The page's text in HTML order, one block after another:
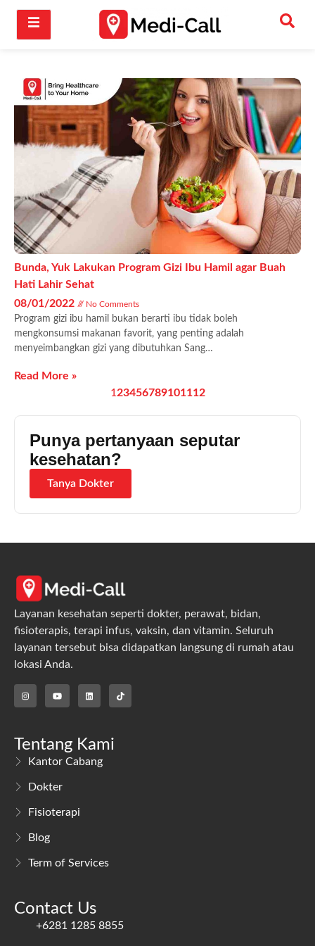
Bunda, Yuk Lakukan Program Gizi Ibu Hamil agar Buah
Hati Lahir Sehat
08/01/2022
No Comments
Program gizi ibu hamil bukan berarti ibu tidak boleh
mengkonsumsi makanan favorit, yang penting adalah
menyeimbangkan gizi yang dibutuhkan Sang…
Read More »
1 23456789101112
Punya pertanyaan seputar
kesehatan?
Tanya Dokter
Layanan kesehatan seperti dokter, perawat, bidan,
fisioterapis, terapi infus, vaksin, dan vitamin. Seluruh
layanan tersebut bisa didapatkan langsung di rumah atau
lokasi Anda.
Tentang Kami
Kantor Cabang
Dokter
Fisioterapi
Blog
Term of Services
Contact Us
+6281 1285 8855